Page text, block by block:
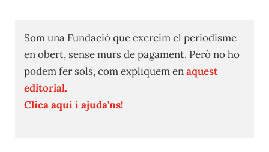
Som una Fundació que exercim el periodisme
en obert, sense murs de pagament. Però no ho
podem fer sols, com expliquem enaquest
editorial.
Clica aquí i ajuda'ns!